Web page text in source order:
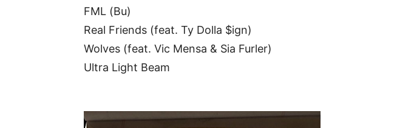
FML (Bu)
Real Friends (feat. Ty Dolla $ign)
Wolves (feat. Vic Mensa & Sia Furler)
Ultra Light Beam